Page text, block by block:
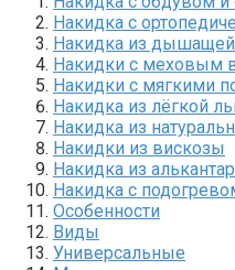
Накидка с
Накидка из дышащей
Накидки с меховым
Накидки с мягкими
Накидка из лёгкой
Накидка из
Накидки из вискозы
Накидка из
Накидка с
Особенности
Виды
Универсальные